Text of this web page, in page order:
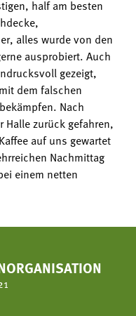
half am besten
alles wurde von den
ausprobiert. Auch
gezeigt,
dem falschen
Nach
Halle zurück gefahren,
auf uns gewartet
Nachmittag
einem netten